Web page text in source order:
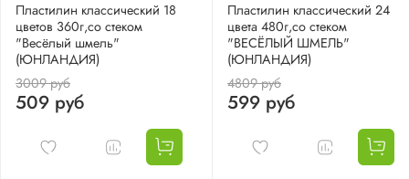
Пластилин классический 18
цветов 360г,со стеком
"Весёлый шмель"
(ЮНЛАНДИЯ)
3009 руб
509 руб
Пластилин классический 24
цвета 480г,со стеком
"ВЕСЁЛЫЙ ШМЕЛЬ"
(ЮНЛАНДИЯ)
4809 руб
599 руб